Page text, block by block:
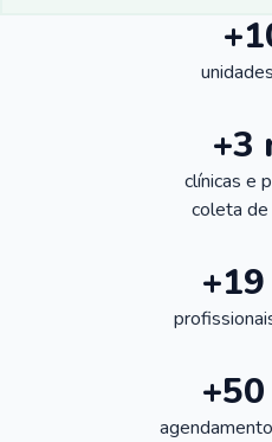
+3
clínicas e
coleta